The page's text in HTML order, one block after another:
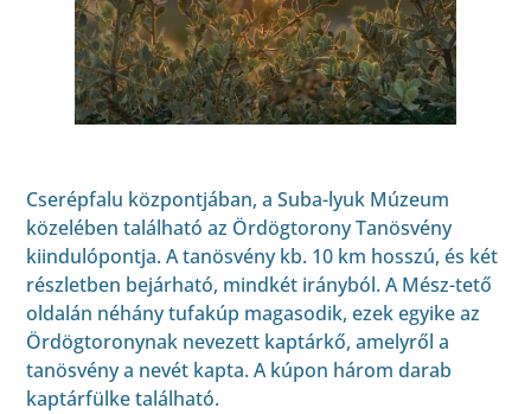
Cserépfalu központjában, a Suba-lyuk Múzeum
közelében található az Ördögtorony Tanösvény
kiindulópontja. A tanösvény kb. 10 km hosszú, és két
részletben bejárható, mindkét irányból. A Mész-tető
oldalán néhány tufakúp magasodik, ezek egyike az
Ördögtoronynak nevezett kaptárkő, amelyről a
tanösvény a nevét kapta. A kúpon három darab
kaptárfülke található.